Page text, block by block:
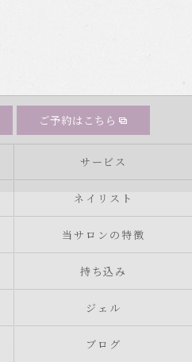
ご予約はこちら
サービス
ネイリスト
当サロンの特徴
持ち込み
ジェル
ブログ